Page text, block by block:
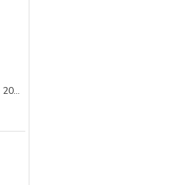
REVITA Orange Forte 200 g